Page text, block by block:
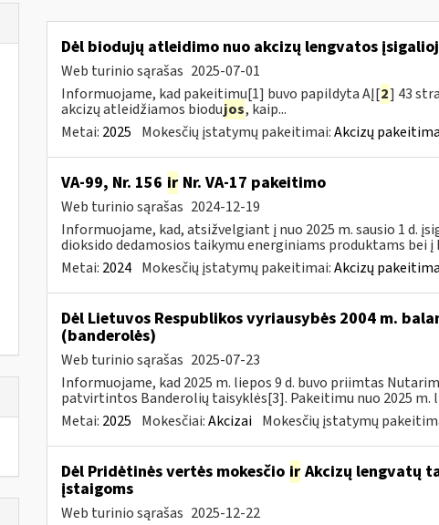
Dėl biodujų atleidimo nuo akcizų lengvatos
Web turinio sąrašas 2025-07-01
Informuojame, kad pakeitimu[1] buvo papildyta AĮ[2] 43
akcizų atleidžiamos biodujos, kaip...
Metai: 2025 Mokesčių įstatymų pakeitimai:Akcizų
VA-99, Nr. 156 irNr. VA-17 pakeitimo
Web turinio sąrašas 2024-12-19
Informuojame, kad, atsižvelgiant į nuo 2025 m. sausio 1 d.
dioksido dedamosios taikymu energiniams produktams bei į
Metai: 2024 Mokesčių įstatymų pakeitimai:Akcizų
Dėl Lietuvos Respublikos vyriausybės 2004 m.
(banderolės)
Web turinio sąrašas 2025-07-23
Informuojame, kad 2025 m. liepos 9 d. buvo priimtas
patvirtintos Banderolių taisyklės[3]. Pakeitimu nuo 2025 m.
Metai: 2025 Mokesčiai:Akcizai Mokesčių įstatymų
Dėl Pridėtinės vertės mokesčio irAkcizų lengvatų
įstaigoms
Web turinio sąrašas 2025-12-22